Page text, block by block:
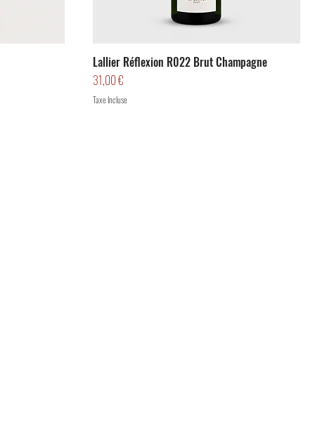
Lallier Réflexion R022 Brut Champagne
Prix
31,00 €
Taxe Incluse